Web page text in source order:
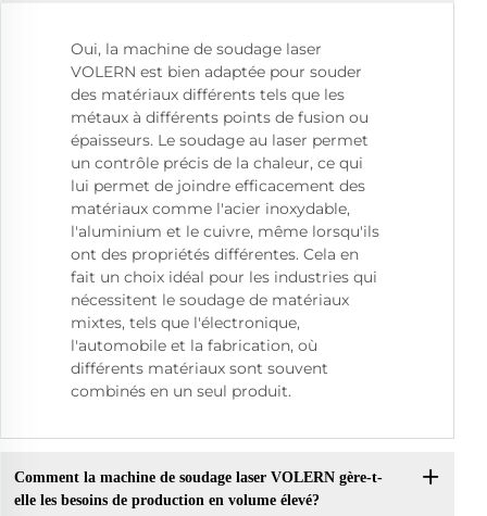
Oui, la machine de soudage laser
VOLERN est bien adaptée pour souder
des matériaux différents tels que les
métaux à différents points de fusion ou
épaisseurs. Le soudage au laser permet
un contrôle précis de la chaleur, ce qui
lui permet de joindre efficacement des
matériaux comme l'acier inoxydable,
l'aluminium et le cuivre, même lorsqu'ils
ont des propriétés différentes. Cela en
fait un choix idéal pour les industries qui
nécessitent le soudage de matériaux
mixtes, tels que l'électronique,
l'automobile et la fabrication, où
différents matériaux sont souvent
combinés en un seul produit.
Comment la machine de soudage laser VOLERN gère-t-
elle les besoins de production en volume élevé?